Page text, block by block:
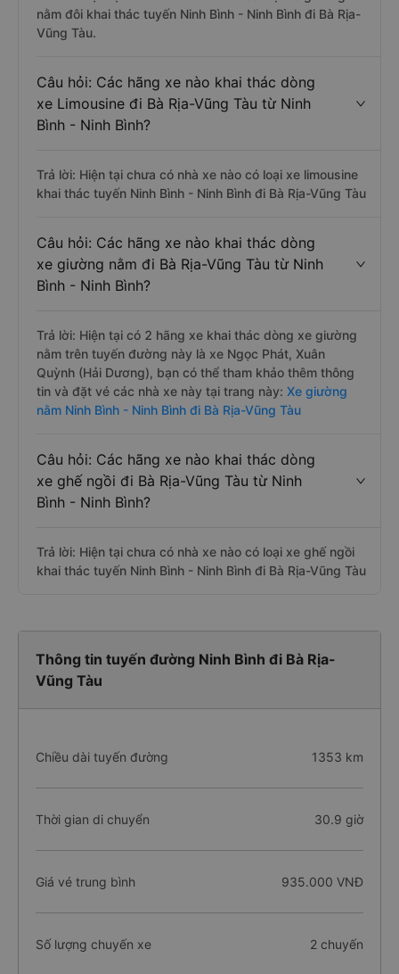
nằm đôi khai thác tuyến Ninh Bình - Ninh Bình đi Bà Rịa-
Vũng Tàu.
Câu hỏi: Các hãng xe nào khai thác dòng
xe Limousine đi Bà Rịa-Vũng Tàu từ Ninh
Bình - Ninh Bình?
Trả lời: Hiện tại chưa có nhà xe nào có loại xe limousine
khai thác tuyến Ninh Bình - Ninh Bình đi Bà Rịa-Vũng Tàu
Câu hỏi: Các hãng xe nào khai thác dòng
xe giường nằm đi Bà Rịa-Vũng Tàu từ Ninh
Bình - Ninh Bình?
Trả lời: Hiện tại có 2 hãng xe khai thác dòng xe giường
nằm trên tuyến đường này là xe Ngọc Phát, Xuân
Quỳnh (Hải Dương), bạn có thể tham khảo thêm thông
tin và đặt vé các nhà xe này tại trang này: Xe giường
nằm Ninh Bình - Ninh Bình đi Bà Rịa-Vũng Tàu
Câu hỏi: Các hãng xe nào khai thác dòng
xe ghế ngồi đi Bà Rịa-Vũng Tàu từ Ninh
Bình - Ninh Bình?
Trả lời: Hiện tại chưa có nhà xe nào có loại xe ghế ngồi
khai thác tuyến Ninh Bình - Ninh Bình đi Bà Rịa-Vũng Tàu
Thông tin tuyến đường Ninh Bình đi Bà Rịa-
Vũng Tàu
Chiều dài tuyến đường 1353 km
Thời gian di chuyển 30.9 giờ
Giá vé trung bình 935.000 VNĐ
Số lượng chuyến xe 2 chuyến